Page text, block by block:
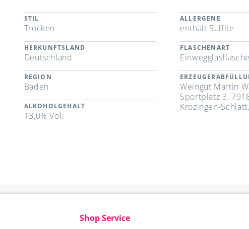
STIL
Trocken
HERKUNFTSLAND
Deutschland
REGION
Baden
ALKOHOLGEHALT
13,0% Vol.
ALLERGENE
enthält Sulfite
FLASCHENART
Weingut Martin
Sportplatz 3,
Krozingen-
Shop Service